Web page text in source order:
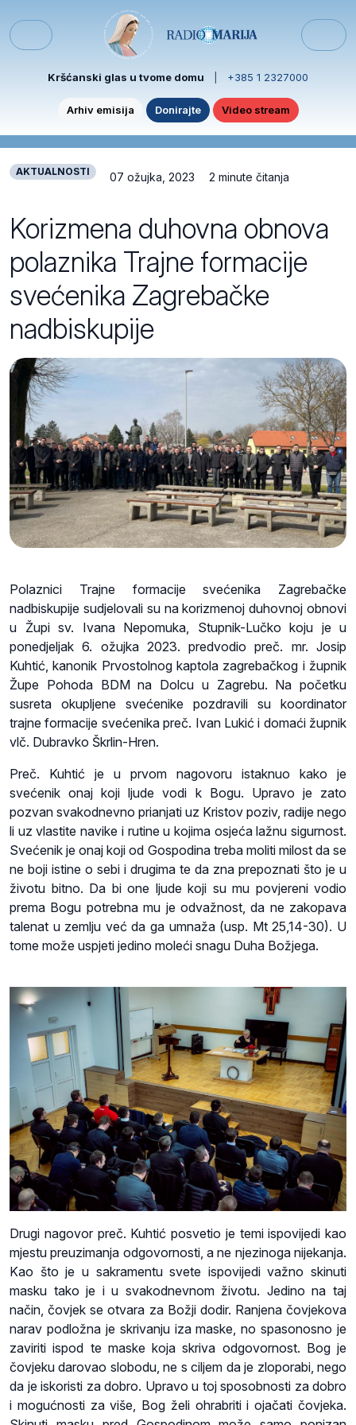
Menu
Kršćanski glas u tvome domu +385 1 2327000
Arhiv emisija Donirajte Video stream
AKTUALNOSTI 07 ožujka, 2023 2 minute čitanja
Korizmena duhovna obnova
polaznika Trajne formacije
svećenika Zagrebačke
nadbiskupije
Polaznici Trajne formacije svećenika Zagrebačke
nadbiskupije sudjelovali su na korizmenoj duhovnoj obnovi
u Župi sv. Ivana Nepomuka, Stupnik-Lučko koju je u
ponedjeljak 6. ožujka 2023. predvodio preč. mr. Josip
Kuhtić, kanonik Prvostolnog kaptola zagrebačkog i župnik
Župe Pohoda BDM na Dolcu u Zagrebu. Na početku
susreta okupljene svećenike pozdravili su koordinator
trajne formacije svećenika preč. Ivan Lukić i domaći župnik
vlč. Dubravko Škrlin-Hren.
Preč. Kuhtić je u prvom nagovoru istaknuo kako je
svećenik onaj koji ljude vodi k Bogu. Upravo je zato
pozvan svakodnevno prianjati uz Kristov poziv, radije nego
li uz vlastite navike i rutine u kojima osjeća lažnu sigurnost.
Svećenik je onaj koji od Gospodina treba moliti milost da se
ne boji istine o sebi i drugima te da zna prepoznati što je u
životu bitno. Da bi one ljude koji su mu povjereni vodio
prema Bogu potrebna mu je odvažnost, da ne zakopava
talenat u zemlju već da ga umnaža (usp. Mt 25,14-30). U
tome može uspjeti jedino moleći snagu Duha Božjega.
Drugi nagovor preč. Kuhtić posvetio je temi ispovijedi kao
mjestu preuzimanja odgovornosti, a ne njezinoga nijekanja.
Kao što je u sakramentu svete ispovijedi važno skinuti
masku tako je i u svakodnevnom životu. Jedino na taj
način, čovjek se otvara za Božji dodir. Ranjena čovjekova
narav podložna je skrivanju iza maske, no spasonosno je
zaviriti ispod te maske koja skriva odgovornost. Bog je
čovjeku darovao slobodu, ne s ciljem da je zloporabi, nego
da je iskoristi za dobro. Upravo u toj sposobnosti za dobro
i mogućnosti za više, Bog želi ohrabriti i ojačati čovjeka.